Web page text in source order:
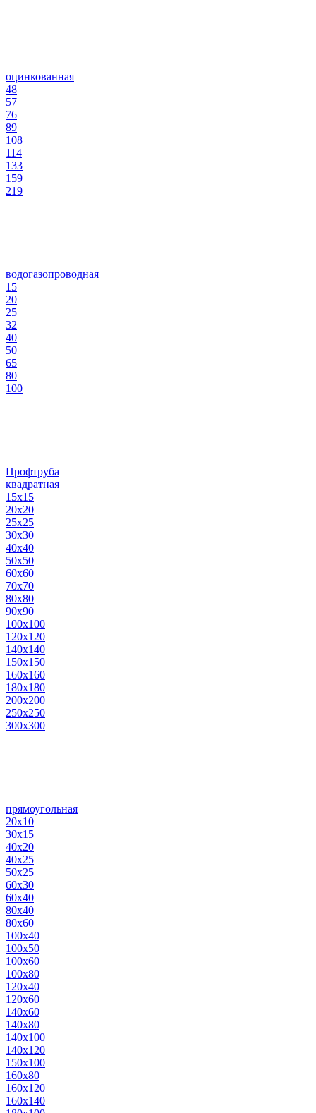
оцинкованная
48
57
76
89
108
114
133
159
219
водогазопроводная
15
20
25
32
40
50
65
80
100
Профтруба
квадратная
15х15
20х20
25х25
30х30
40х40
50х50
60х60
70х70
80х80
90х90
100х100
120х120
140х140
150х150
160х160
180х180
200х200
250х250
300х300
прямоугольная
20х10
30х15
40х20
40х25
50х25
60х30
60х40
80х40
80х60
100х40
100х50
100х60
100х80
120х40
120х60
140х60
140х80
140х100
140х120
150х100
160х80
160х120
160х140